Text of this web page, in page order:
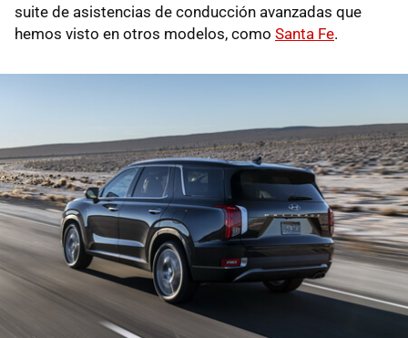
suite de asistencias de conducción avanzadas que
hemos visto en otros modelos, como Santa Fe.